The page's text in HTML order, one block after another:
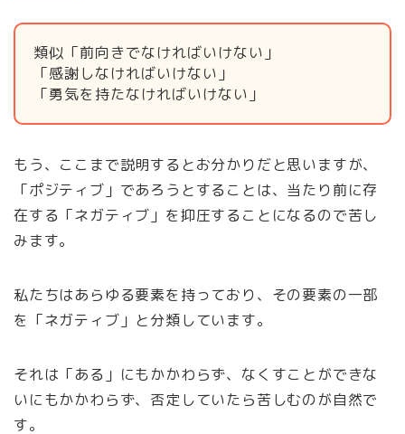
類似「前向きでなければいけない」
「感謝しなければいけない」
「勇気を持たなければいけない」
もう、ここまで説明するとお分かりだと思いますが、
「ポジティブ」であろうとすることは、当たり前に存
在する「ネガティブ」を抑圧することになるので苦し
みます。
私たちはあらゆる要素を持っており、その要素の一部
を「ネガティブ」と分類しています。
それは「ある」にもかかわらず、なくすことができな
いにもかかわらず、否定していたら苦しむのが自然で
す。